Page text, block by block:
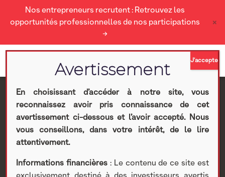
Nos entrepreneurs recrutent : Retrouvez les
opportunités professionnelles de nos participations
→
×
Intervention de
Grégoire Sentilhes à
En choisissant d’accéder à notre site, vous
reconnaissez avoir pris connaissance de cet
avertissement ci-dessous et l’avoir accepté. Nous
vous conseillons, dans votre intérêt, de le lire
attentivement.
Informations financières : Le contenu de ce site est